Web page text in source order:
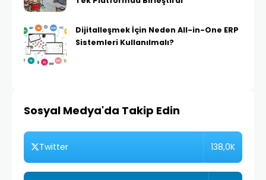
Dijitalleşmek İçin Neden All-in-One ERP
Sistemleri Kullanılmalı?
Sosyal Medya'da Takip Edin
Twitter 138,0K